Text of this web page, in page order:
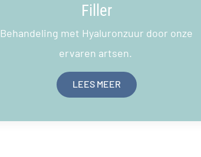
Filler
Behandeling met Hyaluronzuur door onze
ervaren artsen.
LEES MEER